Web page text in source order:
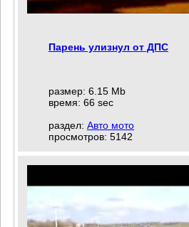
Парень улизнул от ДПС
размер: 6.15 Mb
время: 66 sec
раздел: Авто мото
просмотров: 5142